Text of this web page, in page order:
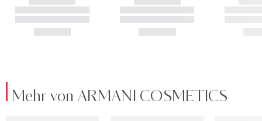
Mehr von ARMANI COSMETICS